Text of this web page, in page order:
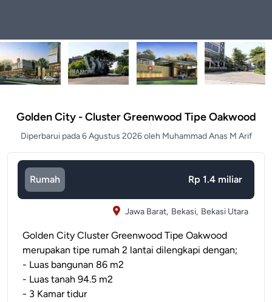
Golden City - Cluster Greenwood Tipe Oakwood
Diperbarui pada 6 Agustus 2026 oleh Muhammad Anas M Arif
Rumah Rp 1.4 miliar
Jawa Barat, Bekasi, Bekasi Utara
Golden City Cluster Greenwood Tipe Oakwood
merupakan tipe rumah 2 lantai dilengkapi dengan;
- Luas bangunan 86 m2
- Luas tanah 94.5 m2
- 3 Kamar tidur